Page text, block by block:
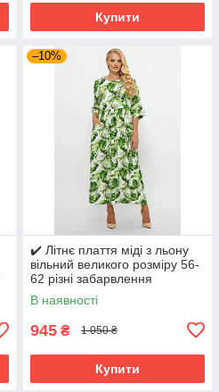
Купити
–10%
✔️ Літнє плаття міді з льону
вільний великого розміру 56-
62 різні забарвлення
В наявності
945 ₴ 1 050 ₴
Купити